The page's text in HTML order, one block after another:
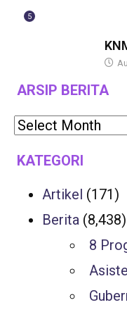
5
ARSIP BERITA
KATEGORI
Artikel (171)
Berita (8,438)
8